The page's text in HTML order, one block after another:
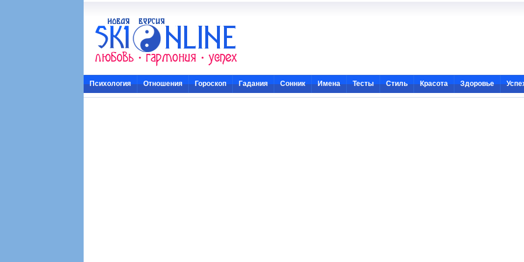
Психология Отношения Гороскоп Гадания Сонник Имена Тесты Стиль Красота Здоровье